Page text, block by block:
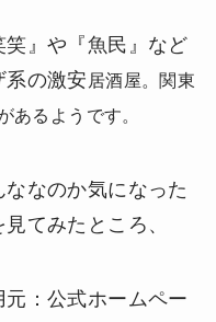
笑』や『魚民』など
系の激安 居酒屋。関東
あるようです。
なのか気になった
てみたところ、
：公式ホームペー